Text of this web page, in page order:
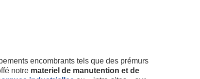
encombrants tels que des prémurs
notre materiel de manutention et de